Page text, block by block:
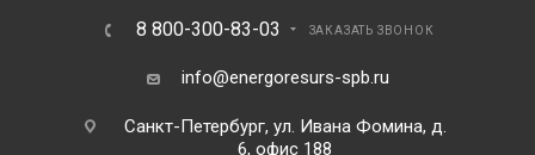
8 800-300-83-03 ЗАКАЗАТЬ ЗВОНОК
info@energoresurs-spb.ru
Санкт-Петербург, ул. Ивана Фомина, д.
6, офис 188